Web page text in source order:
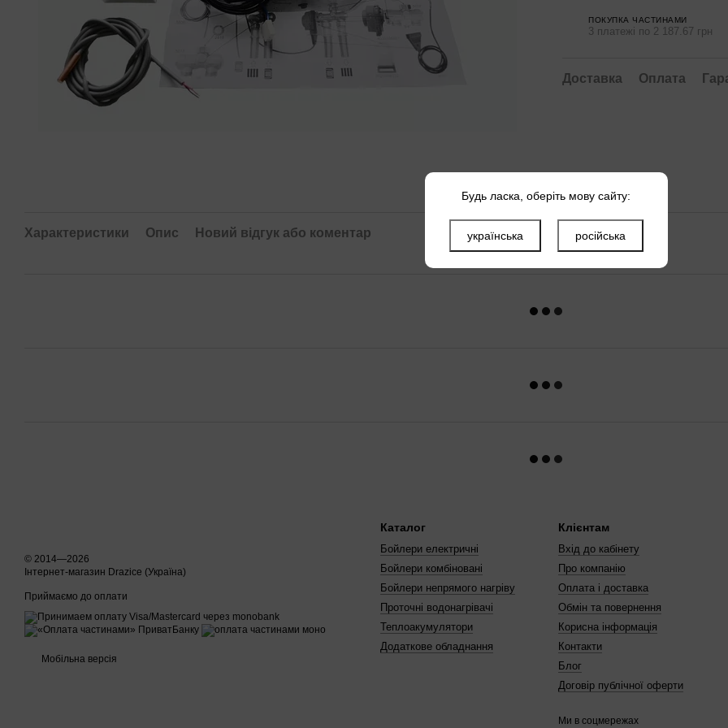
ПОКУПКА ЧАСТИНАМИ
3 платежі по 2 187.67 грн
Доставка Оплата
Характеристики Опис Новий відгук або коментар
© 2014—2026
Інтернет-магазин Drazice (Україна)
Приймаємо до оплати
Мобільна версія
Каталог
Бойлери електричні
Бойлери комбіновані
Бойлери непрямого нагріву
Проточні водонагрівачі
Теплоакумулятори
Додаткове обладнання
Клієнтам
Вхід до кабінету
Про компанію
Оплата і доставка
Обмін та повернення
Корисна інформація
Контакти
Блог
Договір публічної оферти
Ми в соцмережах
Будь ласка, оберіть мову сайту:
українська російська